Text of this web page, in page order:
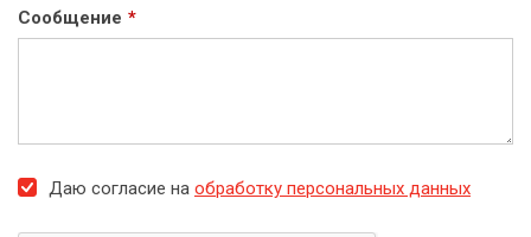
Сообщение *
Даю согласие на обработку персональных данных